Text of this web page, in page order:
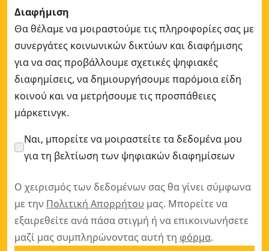
Διαφήμιση
Θα θέλαμε να μοιραστούμε τις πληροφορίες σας με
συνεργάτες κοινωνικών δικτύων και διαφήμισης
για να σας προβάλλουμε σχετικές ψηφιακές
διαφημίσεις, να δημιουργήσουμε παρόμοια είδη
κοινού και να μετρήσουμε τις προσπάθειες
μάρκετινγκ.
Ναι, μπορείτε να μοιραστείτε τα δεδομένα μου
για τη βελτίωση των ψηφιακών διαφημίσεων
Ο χειρισμός των δεδομένων σας θα γίνει σύμφωνα
με την Πολιτική Απορρήτου μας. Μπορείτε να
εξαιρεθείτε ανά πάσα στιγμή ή να επικοινωνήσετε
μαζί μας συμπληρώνοντας αυτή τη φόρμα.